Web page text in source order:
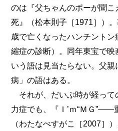
のは『父ちゃんのポーが聞
死』（松本則子［1971］）
歳で亡くなったハンチント
縮症の診断）。同年東宝で映
いう語は見当たらない。父
病」の語はある。
それが、だいぶ時が経って
力症でも、『Ｉ’ｍ“ＭＧ”――
（わたなべすがこ［2007］